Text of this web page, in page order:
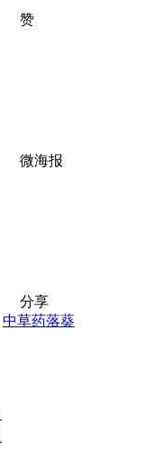
赞
微海报
分享
中草药落葵